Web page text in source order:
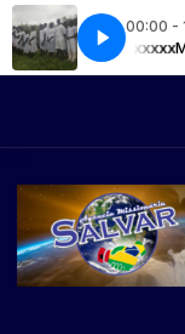
00:00 -
xxxxx Salvar xxxxx